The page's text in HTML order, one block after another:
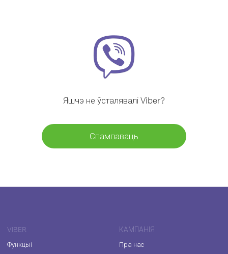
Яшчэ не ўсталявалі Viber?
Спампаваць
VIBER
Функцыі
КАМПАНІЯ
Пра нас